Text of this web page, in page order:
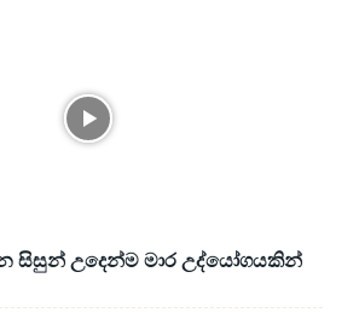
සිසුන් උදෙන්ම මාර උද්යෝගයකින්